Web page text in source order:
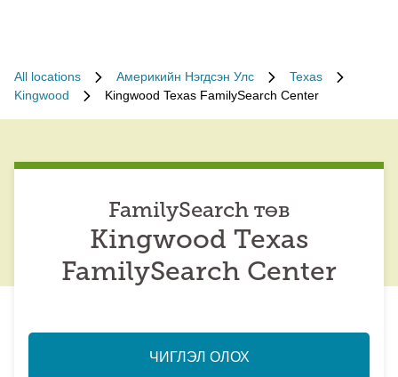
All locations Америкийн Нэгдсэн Улс
Texas
Kingwood
Kingwood Texas FamilySearch Center
FamilySearch төв
Kingwood Texas
FamilySearch Center
ЧИГЛЭЛ ОЛОХ